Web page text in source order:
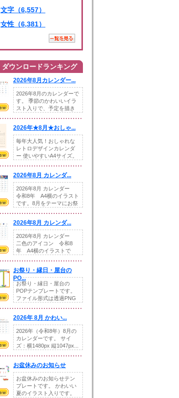
文字（6,557）
女性（6,381）
ダウンロードランキング
2026年8月カレンダー...
2026年8月のカレンダーで
す。 季節のかわいいイラ
スト入りで、予定を描き
2026年★8月★おしゃ...
毎年大人気！おしゃれな
レトロデザインカレンダ
ー 使いやすいA4サイズ。
2026年8月 カレンダ...
2026年8月 カレンダー
令和8年 A4横のイラスト
です。8月をテーマにお祭
2026年8月 カレンダ...
2026年8月 カレンダー
二色のアイコン 令和8
年 A4横のイラストで
お祭り・縁日・屋台の
PO...
お祭り・縁日・屋台の
POPテンプレートです。
ファイル形式は透過PNG
2026年 8月 かわい...
2026年（令和8年）8月の
カレンダーです。 サイ
ズ：横1480px 縦1047px...
お盆休みのお知らせ
お盆休みのお知らせテン
プレートです。 かわいい
夏のイラスト入りです。